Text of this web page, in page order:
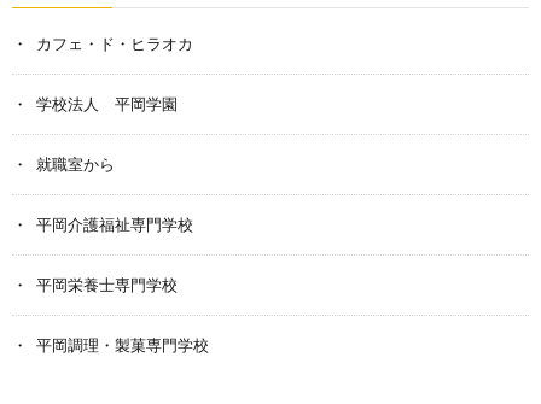
カフェ・ド・ヒラオカ
学校法人 平岡学園
就職室から
平岡介護福祉専門学校
平岡栄養士専門学校
平岡調理・製菓専門学校